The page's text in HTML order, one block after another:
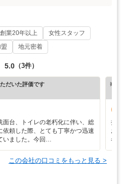
創業20年以上
女性スタッフ
地元密着
5.0 （3件）
だいた評価です
面台、トイレの老朽化に伴い、総
依頼した際、とても丁寧かつ迅速
いました。今回…
※ホ
折
お
者
この会社の口コミをもっと見る >